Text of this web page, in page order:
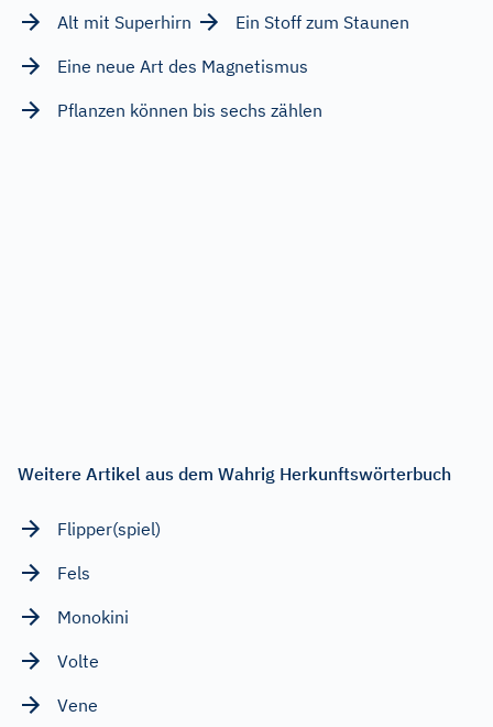
Alt mit Superhirn
Ein Stoff zum Staunen
Eine neue Art des Magnetismus
Pflanzen können bis sechs zählen
Weitere Artikel aus dem Wahrig Herkunftswörterbuch
Flipper(spiel)
Fels
Monokini
Volte
Vene